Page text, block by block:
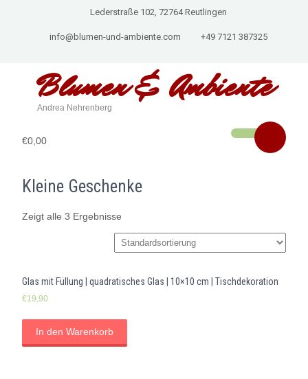
Lederstraße 102, 72764 Reutlingen
info@blumen-und-ambiente.com +49 7121 387325
Blumen & Ambiente
Andrea Nehrenberg
€0,00
Kleine Geschenke
Zeigt alle 3 Ergebnisse
Glas mit Füllung | quadratisches Glas | 10×10 cm | Tischdekoration
€19,90
In den Warenkorb